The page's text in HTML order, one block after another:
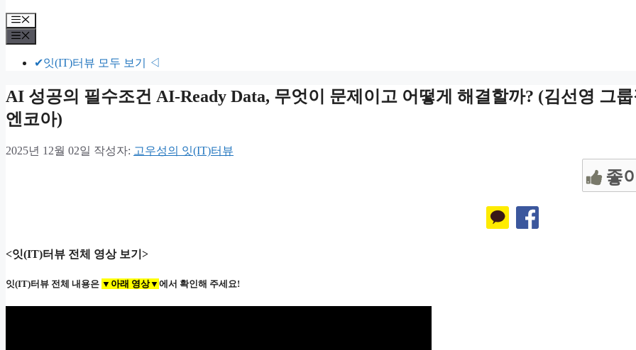
메
뉴
✔잇(IT)터뷰 모두 보기 ◁
AI 성공의 필수조건 AI-Ready Data, 무엇이 문제이고 어떻게 해결할까? (김선영 그
엔코아)
2025년 12월 02일 작성자: 고우성의 잇(IT)터뷰
좋
<잇(IT)터뷰 전체 영상 보기>
잇(IT)터뷰 전체 내용은 ▼아래 영상▼ 에서 확인해 주세요!